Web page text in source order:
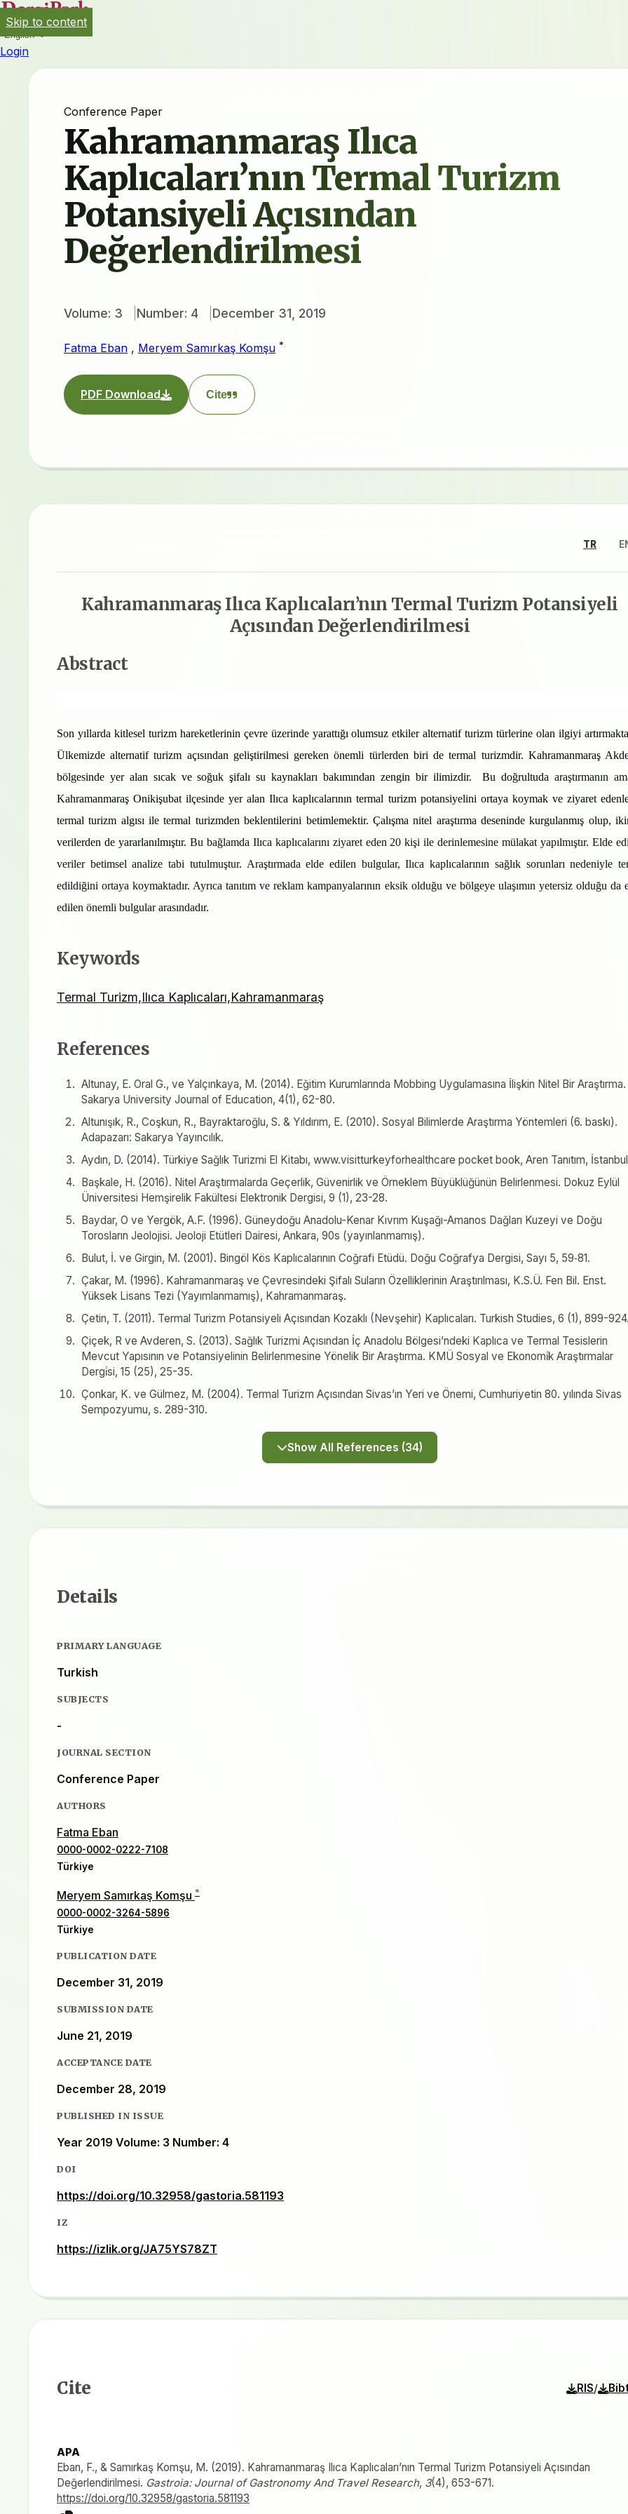
English
Login
Conference Paper
Kahramanmaraş Ilıca
Kaplıcaları’nın Termal Turizm
Potansiyeli Açısından
Değerlendirilmesi
Volume: 3 Number: 4 December 31, 2019
Fatma Eban , Meryem Samırkaş Komşu *
PDF Download Cite
Skip to content
TR
Kahramanmaraş Ilıca Kaplıcaları’nın Termal Turizm Potansiyeli
Açısından Değerlendirilmesi
Abstract
Son yıllarda kitlesel turizm hareketlerinin çevre üzerinde yarattığı olumsuz etkiler alternatif turizm türlerine olan ilgiyi
Ülkemizde alternatif turizm açısından geliştirilmesi gereken önemli türlerden biri de termal turizmdir. Kahramanmaraş
bölgesinde yer alan sıcak ve soğuk şifalı su kaynakları bakımından zengin bir ilimizdir.
Bu doğrultudaaraştırmanın
Kahramanmaraş Onikişubat ilçesinde yer alan Ilıca kaplıcalarının termal turizm potansiyelini ortaya koymak ve ziyaret
termal turizm algısı ile termal turizmden beklentilerini betimlemektir. Çalışma nitel araştırma deseninde kurgulanmış olup,
verilerden de yararlanılmıştır. Bu bağlamda Ilıca kaplıcalarını ziyaret eden 20 kişi ile derinlemesine mülakat yapılmıştır. Elde
veriler betimsel analize tabi tutulmuştur. Araştırmada elde edilen bulgular, Ilıca kaplıcalarının sağlık sorunları nedeniyle
edildiğini ortaya koymaktadır. Ayrıca tanıtım ve reklam kampanyalarının eksik olduğu ve bölgeye ulaşımın yetersiz olduğu da
edilen önemli bulgular arasındadır.
Keywords
Termal Turizm,Ilıca Kaplıcaları,Kahramanmaraş
References
Altunay, E. Oral G., ve Yalçınkaya, M. (2014). Eğitim Kurumlarında Mobbing Uygulamasına İlişkin Nitel Bir Araştırma.
Sakarya University Journal of Education, 4(1), 62-80.
Altunışık, R., Coşkun, R., Bayraktaroğlu, S. & Yıldırım, E. (2010). Sosyal Bilimlerde Araştırma Yöntemleri (6. baskı).
Adapazarı: Sakarya Yayıncılık.
Aydın, D. (2014). Türkiye Sağlık Turizmi El Kitabı, www.visitturkeyforhealthcare pocket book, Aren Tanıtım,
Başkale, H. (2016). Nitel Araştırmalarda Geçerlik, Güvenirlik ve Örneklem Büyüklüğünün Belirlenmesi. Dokuz Eylül
Üniversitesi Hemşirelik Fakültesi Elektronik Dergisi, 9 (1), 23-28.
Baydar, O ve Yergök, A.F. (1996). Güneydoğu Anadolu-Kenar Kıvrım Kuşağı-Amanos Dağları Kuzeyi ve Doğu
Torosların Jeolojisi. Jeoloji Etütleri Dairesi, Ankara, 90s (yayınlanmamış).
Bulut, İ. ve Girgin, M. (2001). Bingöl Kös Kaplıcalarının Coğrafi Etüdü. Doğu Coğrafya Dergisi, Sayı 5, 59‐81.
Çakar, M. (1996). Kahramanmaraş ve Çevresindeki Şifalı Suların Özelliklerinin Araştırılması, K.S.Ü. Fen Bil. Enst.
Yüksek Lisans Tezi (Yayımlanmamış), Kahramanmaraş.
Çetin, T. (2011). Termal Turizm Potansiyeli Açısından Kozaklı (Nevşehir) Kaplıcaları. Turkish Studies, 6 (1), 899-
Çiçek, R ve Avderen, S. (2013). Sağlık Turizmi Açısından İç Anadolu Bölgesi’ndeki Kaplıca ve Termal Tesislerin
Mevcut Yapısının ve Potansiyelinin Belirlenmesine Yönelik Bir Araştırma. KMÜ Sosyal ve Ekonomi̇k Araştırmalar
Dergi̇si, 15 (25), 25-35.
Çonkar, K. ve Gülmez, M. (2004). Termal Turizm Açısından Sivas’ın Yeri ve Önemi, Cumhuriyetin 80. yılında Sivas
Sempozyumu, s. 289-310.
Show All References (34)
Details
PRIMARY LANGUAGE
Turkish
SUBJECTS
-
JOURNAL SECTION
Conference Paper
AUTHORS
Fatma Eban
0000-0002-0222-7108
Türkiye
Meryem Samırkaş Komşu *
0000-0002-3264-5896
Türkiye
PUBLICATION DATE
December 31, 2019
SUBMISSION DATE
June 21, 2019
ACCEPTANCE DATE
December 28, 2019
PUBLISHED IN ISSUE
Year 2019 Volume: 3 Number: 4
DOI
https://doi.org/10.32958/gastoria.581193
IZ
https://izlik.org/JA75YS78ZT
Cite RIS/
APA
Eban, F., & Samırkaş Komşu, M. (2019). Kahramanmaraş Ilıca Kaplıcaları’nın Termal Turizm Potansiyeli Açısından
Değerlendirilmesi. Gastroia: Journal of Gastronomy And Travel Research, 3(4), 653-671.
https://doi.org/10.32958/gastoria.581193